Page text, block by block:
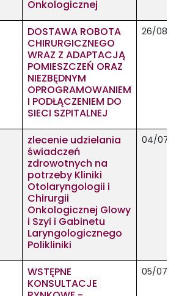
Onkologicznej
DOSTAWA ROBOTA
CHIRURGICZNEGO
WRAZ Z ADAPTACJĄ
POMIESZCZEŃ ORAZ
NIEZBĘDNYM
OPROGRAMOWANIEM
I PODŁĄCZENIEM DO
SIECI SZPITALNEJ
26/08/
zlecenie udzielania
świadczeń
zdrowotnych na
potrzeby Kliniki
Otolaryngologii i
Chirurgii
Onkologicznej Glowy
i Szyi i Gabinetu
Laryngologicznego
Polikliniki
04/07/
WSTĘPNE
KONSULTACJE
05/07/